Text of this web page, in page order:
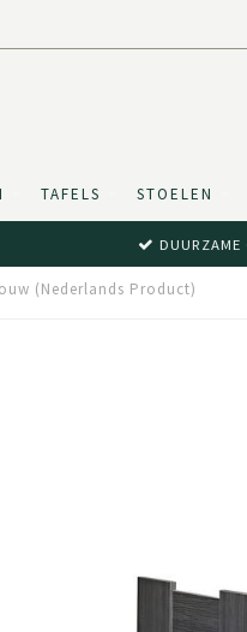
TAFELS STOELEN
DUURZAME
(Nederlands Product)